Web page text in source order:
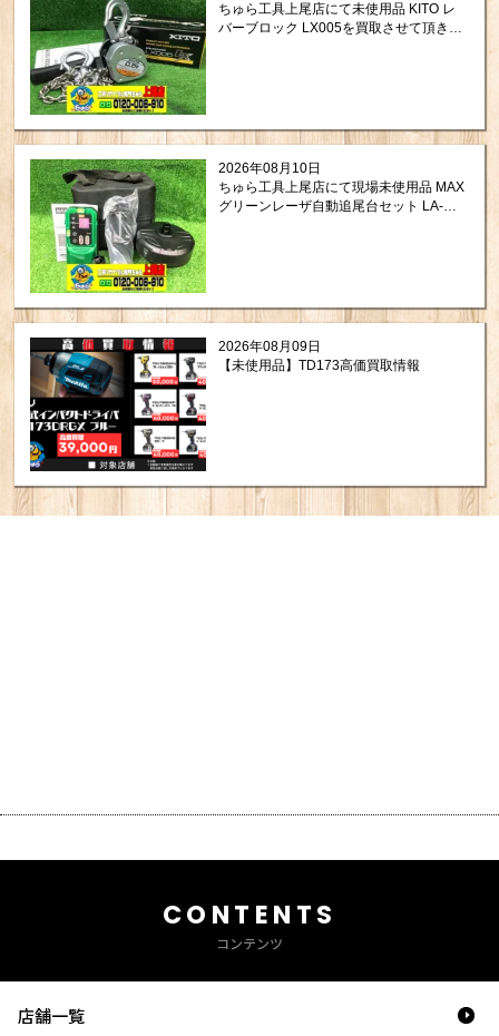
ちゅら工具上尾店にて未使用品 KITO レ
バーブロック LX005を買取させて頂きま
2026年08月10日
ちゅら工具上尾店にて現場未使用品 MAX
グリーンレーザ自動追尾台セット LA-
2026年08月09日
【未使用品】TD173高価買取情報
CONTENTS
コンテンツ
店舗一覧